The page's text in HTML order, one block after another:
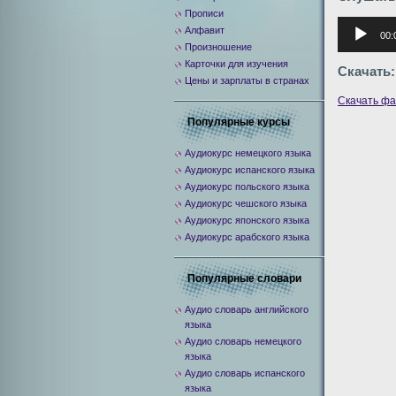
Аудиоплеер
Скачать:
Скачать
Прописи
Алфавит
Произношение
Карточки для изучения
Цены и зарплаты в странах
Популярные курсы
Аудиокурс немецкого языка
Аудиокурс испанского языка
Аудиокурс польского языка
Аудиокурс чешского языка
Аудиокурс японского языка
Аудиокурс арабского языка
Популярные словари
Аудио словарь английского
языка
Аудио словарь немецкого
языка
Аудио словарь испанского
языка